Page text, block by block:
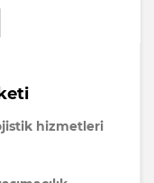
hizmetleri